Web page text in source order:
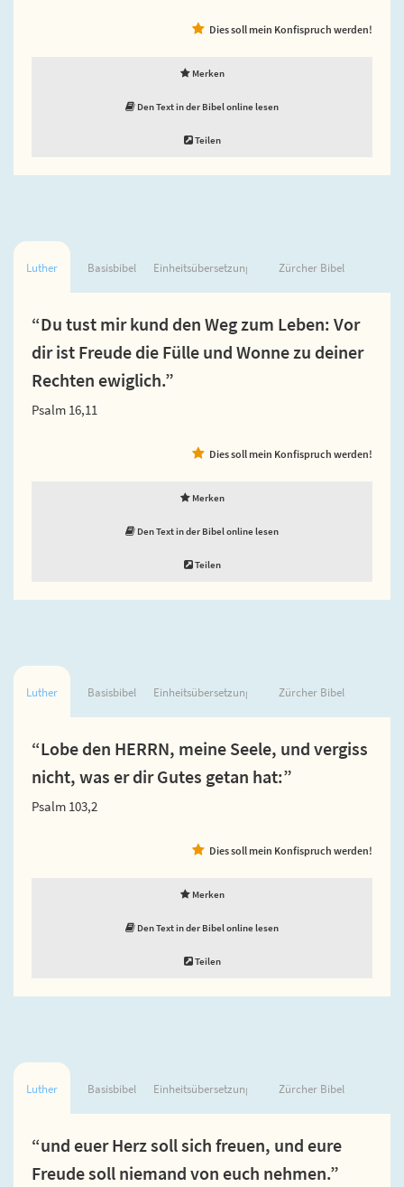
Dies soll mein Konfispruch werden!
Merken
Den Text in der Bibel online lesen
Teilen
Luther Basisbibel Einheitsübersetzung Zürcher Bibel
“Du tust mir kund den Weg zum Leben: Vor
dir ist Freude die Fülle und Wonne zu deiner
Rechten ewiglich.”
Psalm 16,11
Dies soll mein Konfispruch werden!
Merken
Den Text in der Bibel online lesen
Teilen
Luther Basisbibel Einheitsübersetzung Zürcher Bibel
“Lobe den HERRN, meine Seele, und vergiss
nicht, was er dir Gutes getan hat:”
Psalm 103,2
Dies soll mein Konfispruch werden!
Merken
Den Text in der Bibel online lesen
Teilen
Luther Basisbibel Einheitsübersetzung Zürcher Bibel
“und euer Herz soll sich freuen, und eure
Freude soll niemand von euch nehmen.”